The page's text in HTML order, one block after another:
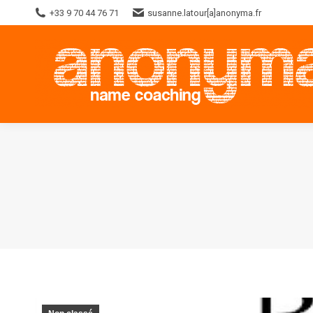
+33 9 70 44 76 71 susanne.latour[a]anonyma.fr